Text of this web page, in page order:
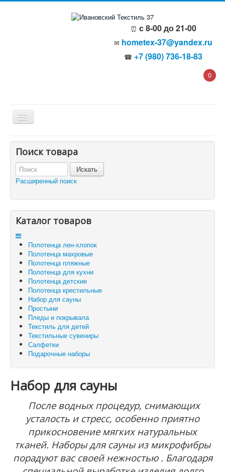
⏰ с 8-00 до 21-00
✉ hometex-37@yandex.ru
☎ +7 (980) 736-18-83
0
О компании
Политика безопасности
Пользовательское соглашение
Каталог товаров
Отзывы и предложения
Контакты
Корзина
Отложенные товары
Вы здесь: Главная Набор для сауны
Поиск товара
Расширенный поиск
Каталог товаров
Полотенца лен-хлопок
Полотенца махровые
Полотенца пляжные
Полотенца для кухни
Полотенца детские
Полотенца крестильные
Набор для сауны
Простыни
Пледы и покрывала
Текстиль для детей
Текстильные сувениры
Салфетки
Подарочные наборы
Набор для сауны
После водных процедур, снимающих
усталость и стресс, особенно приятно
прикосновение мягких натуральных
тканей. Наборы для сауны из микрофибры
порадуют вас своей нежностью . Благодаря